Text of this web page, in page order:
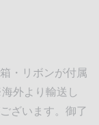
・リボンが付属
外より輸送し
ざいます。御了